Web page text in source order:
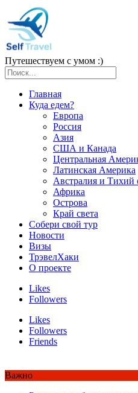
Путешествуем с умом :)
Главная
Куда едем?
Европа
Россия
Азия
США и Канада
Центральная
Латинская Америка
Австралия и Тихий
Африка
Острова
Край света
Собери свой тур
Новости
Визы
ТрэвелХаки
О проекте
Likes
Followers
Likes
Followers
Friends
Важно